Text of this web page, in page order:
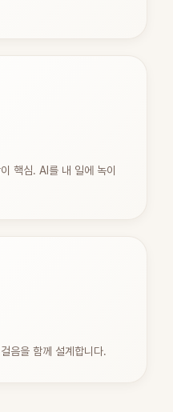
핵심. AI를 내 일에 녹이
음을 함께 설계합니다.